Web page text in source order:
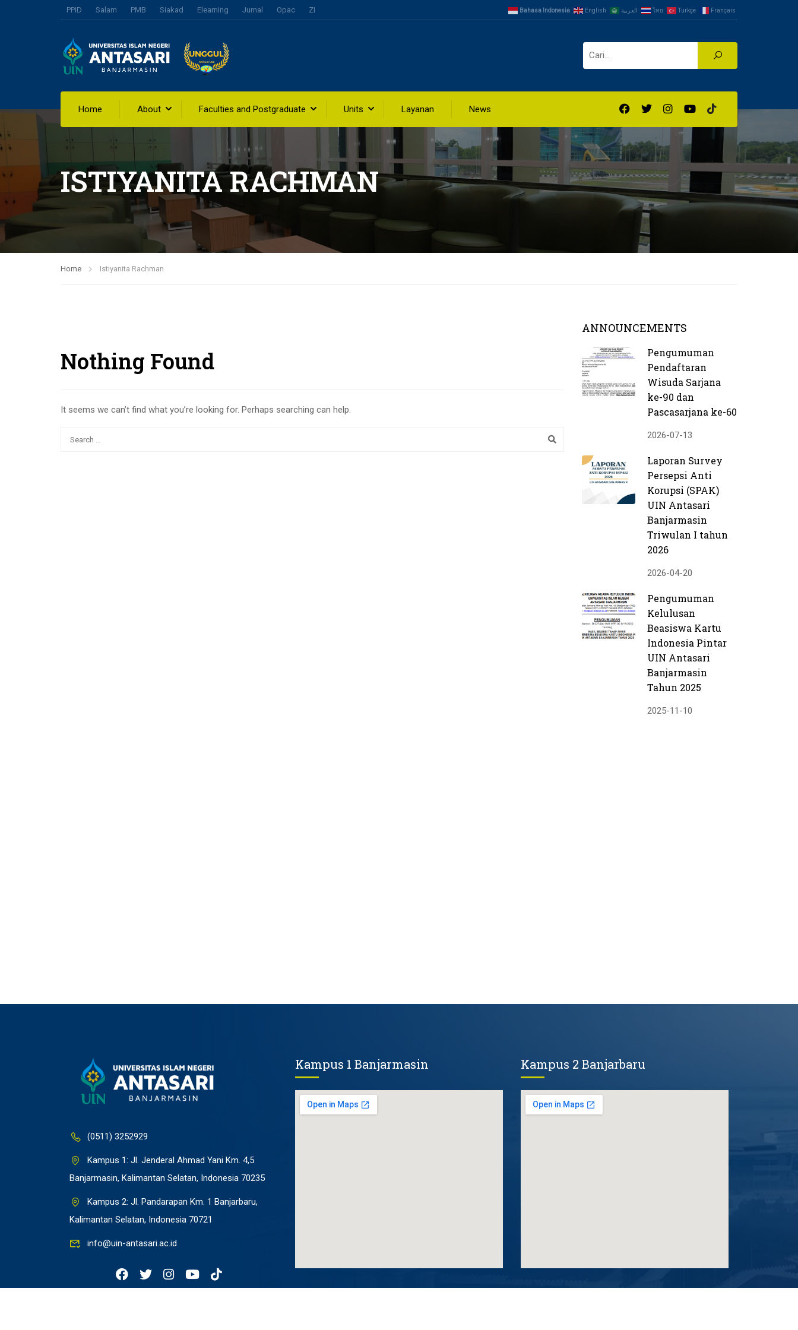
PPID Salam PMB Siakad Elearning Jurnal Opac ZI Bahasa Indonesia English العربية ไทย Türkçe Français
Home About Faculties and Postgraduate Units Layanan News
ISTIYANITA RACHMAN
Home Istiyanita Rachman
Nothing Found
It seems we can’t find what you’re looking for. Perhaps searching can help.
ANNOUNCEMENTS
Pengumuman
Pendaftaran
Wisuda Sarjana
ke-90 dan
Pascasarjana ke-60
2026-07-13
Laporan Survey
Persepsi Anti
Korupsi (SPAK)
UIN Antasari
Banjarmasin
Triwulan I tahun
2026
2026-04-20
Pengumuman
Kelulusan
Beasiswa Kartu
Indonesia Pintar
UIN Antasari
Banjarmasin
Tahun 2025
2025-11-10
(0511) 3252929
Kampus 1: Jl. Jenderal Ahmad Yani Km. 4,5
Banjarmasin, Kalimantan Selatan, Indonesia 70235
Kampus 2: Jl. Pandarapan Km. 1 Banjarbaru,
Kalimantan Selatan, Indonesia 70721
info@uin-antasari.ac.id
Kampus 1 Banjarmasin Kampus 2 Banjarbaru